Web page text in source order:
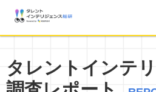
お知らせ
タレントインテ